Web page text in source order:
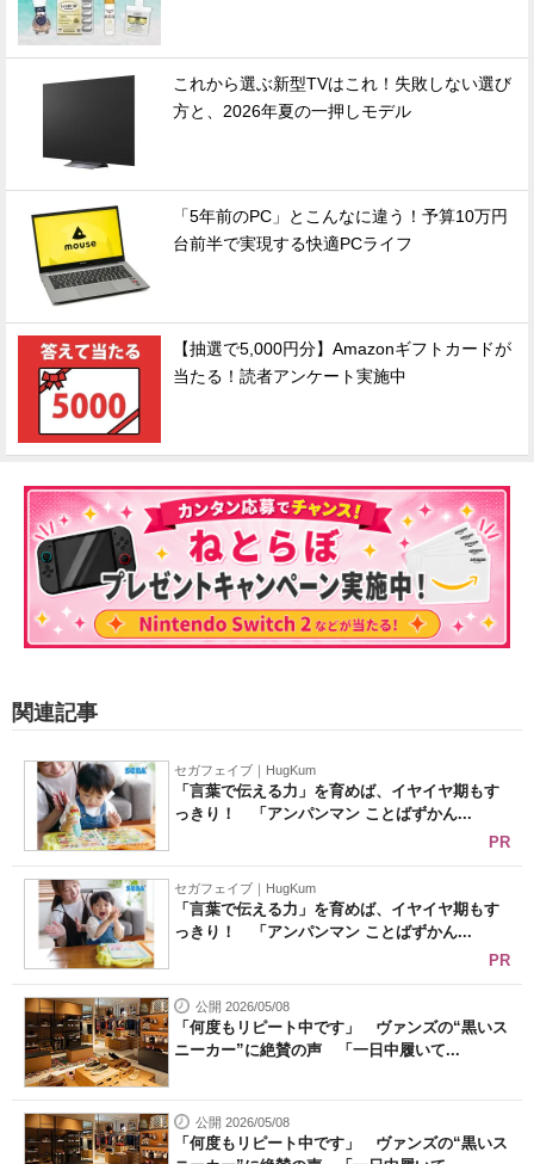
これから選ぶ新型TVはこれ！失敗しない選び
方と、2026年夏の一押しモデル
「5年前のPC」とこんなに違う！予算10万円
台前半で実現する快適PCライフ
【抽選で5,000円分】Amazonギフトカードが
当たる！読者アンケート実施中
関連記事
セガフェイブ｜HugKum
「言葉で伝える力」を育めば、イヤイヤ期もす
っきり！ 「アンパンマン ことばずかん...
PR
セガフェイブ｜HugKum
「言葉で伝える力」を育めば、イヤイヤ期もす
っきり！ 「アンパンマン ことばずかん...
PR
公開 2026/05/08
「何度もリピート中です」 ヴァンズの“黒いス
ニーカー”に絶賛の声 「一日中履いて...
公開 2026/05/08
「何度もリピート中です」 ヴァンズの“黒いス